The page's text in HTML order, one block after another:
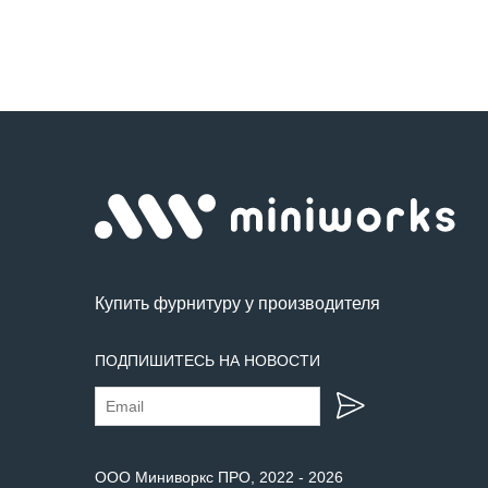
Купить фурнитуру у производителя
ПОДПИШИТЕСЬ НА НОВОСТИ
ООО Миниворкс ПРО , 2022 - 2026